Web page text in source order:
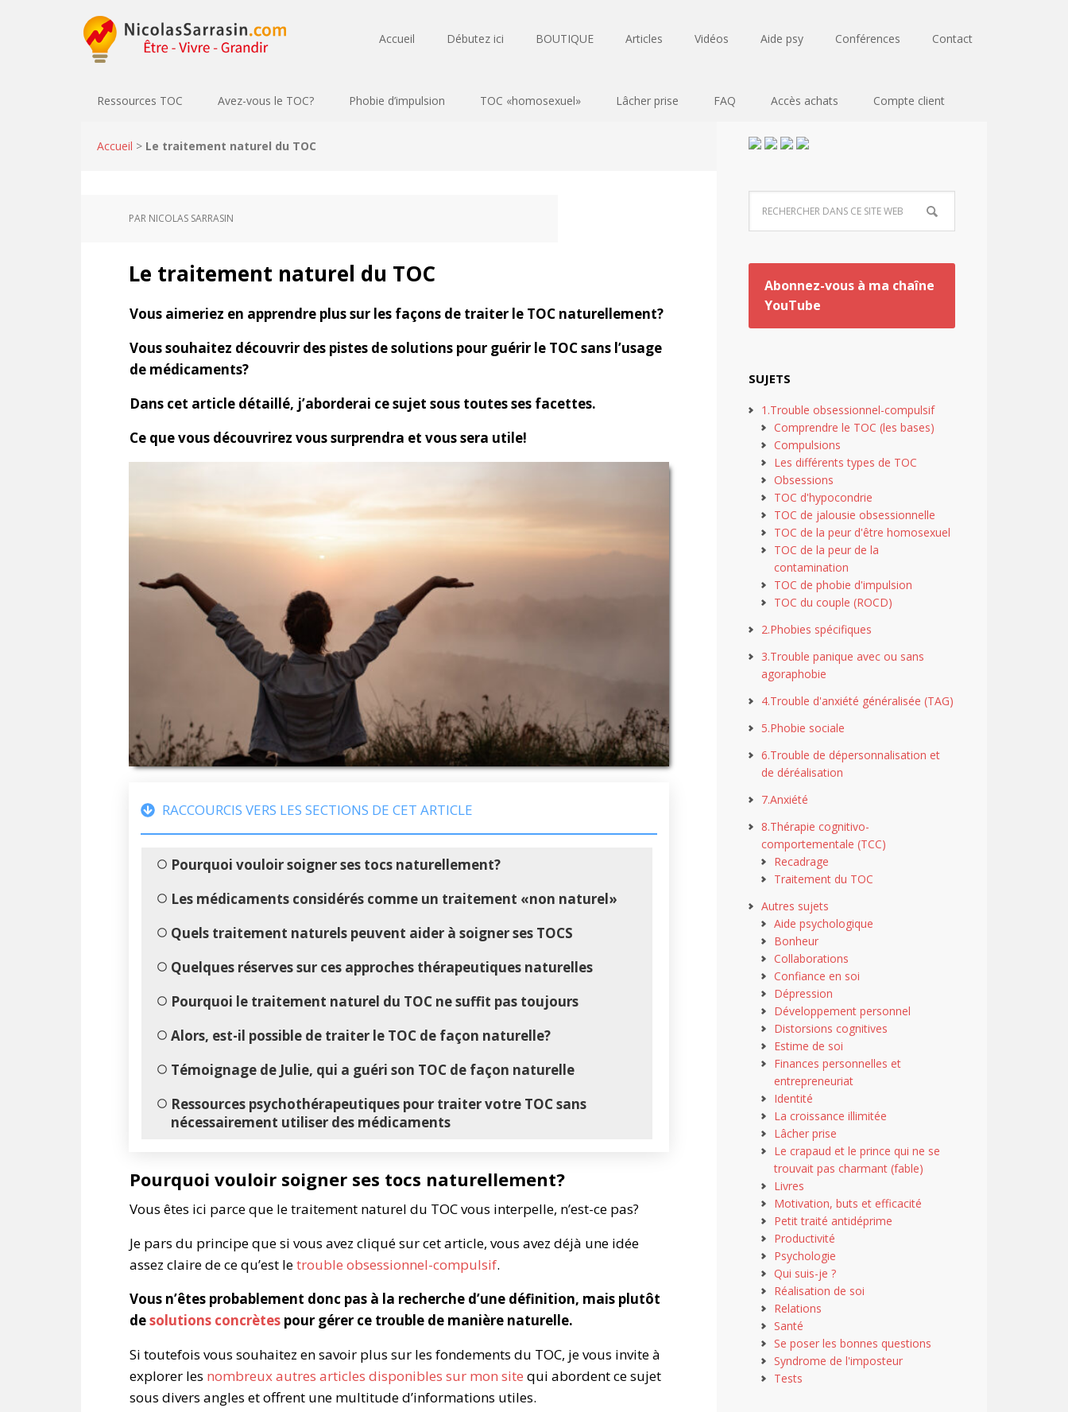
Accueil Débutez ici BOUTIQUE Articles Vidéos Aide psy Conférences Contact
Ressources TOC Avez-vous le TOC? Phobie d’impulsion TOC «homosexuel» Lâcher prise FAQ Accès achats Compte client
Accueil > Le traitement naturel du TOC
PAR NICOLAS SARRASIN
Le traitement naturel du TOC
Vous aimeriez en apprendre plus sur les façons de traiter le TOC naturellement?
Vous souhaitez découvrir des pistes de solutions pour guérir le TOC sans l’usage
de médicaments?
Dans cet article détaillé, j’aborderai ce sujet sous toutes ses facettes.
Ce que vous découvrirez vous surprendra et vous sera utile!
RACCOURCIS VERS LES SECTIONS DE CET ARTICLE
Pourquoi vouloir soigner ses tocs naturellement?
Les médicaments considérés comme un traitement «non naturel»
Quels traitement naturels peuvent aider à soigner ses TOCS
Quelques réserves sur ces approches thérapeutiques naturelles
Pourquoi le traitement naturel du TOC ne suffit pas toujours
Alors, est-il possible de traiter le TOC de façon naturelle?
Témoignage de Julie, qui a guéri son TOC de façon naturelle
Ressources psychothérapeutiques pour traiter votre TOC sans
nécessairement utiliser des médicaments
Pourquoi vouloir soigner ses tocs naturellement?
Vous êtes ici parce que le traitement naturel du TOC vous interpelle, n’est-ce pas?
Je pars du principe que si vous avez cliqué sur cet article, vous avez déjà une idée
assez claire de ce qu’est letrouble obsessionnel-compulsif.
Vous n’êtes probablement donc pas à la recherche d’une définition, mais plutôt
desolutions concrètes pour gérer ce trouble de manière naturelle.
Si toutefois vous souhaitez en savoir plus sur les fondements du TOC, je vous invite à
explorer les nombreux autres articles disponibles sur mon site qui abordent ce sujet
sous divers angles et offrent une multitude d’informations utiles.
Abonnez-vous à ma chaîne
YouTube
SUJETS
1.Trouble obsessionnel-compulsif
Comprendre le TOC (les bases)
Compulsions
Les différents types de TOC
Obsessions
TOC d'hypocondrie
TOC de jalousie obsessionnelle
TOC de la peur d'être homosexuel
TOC de la peur de la
contamination
TOC de phobie d'impulsion
TOC du couple (ROCD)
2.Phobies spécifiques
3.Trouble panique avec ou sans
agoraphobie
4.Trouble d'anxiété généralisée (TAG)
5.Phobie sociale
6.Trouble de dépersonnalisation et
de déréalisation
7.Anxiété
8.Thérapie cognitivo-
comportementale (TCC)
Recadrage
Traitement du TOC
Autres sujets
Aide psychologique
Bonheur
Collaborations
Confiance en soi
Dépression
Développement personnel
Distorsions cognitives
Estime de soi
Finances personnelles et
entrepreneuriat
Identité
La croissance illimitée
Lâcher prise
Le crapaud et le prince qui ne se
trouvait pas charmant (fable)
Livres
Motivation, buts et efficacité
Petit traité antidéprime
Productivité
Psychologie
Qui suis-je ?
Réalisation de soi
Relations
Santé
Se poser les bonnes questions
Syndrome de l'imposteur
Tests